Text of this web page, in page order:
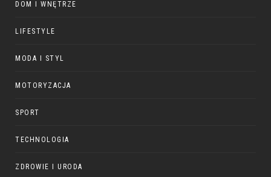
DOM I WNĘTRZE
LIFESTYLE
MODA I STYL
MOTORYZACJA
SPORT
TECHNOLOGIA
ZDROWIE I URODA